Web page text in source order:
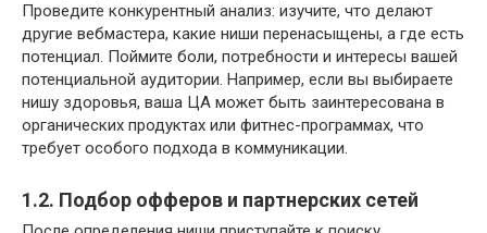
Проведите конкурентный анализ: изучите, что делают
другие вебмастера, какие ниши перенасыщены, а где есть
потенциал. Поймите боли, потребности и интересы вашей
потенциальной аудитории. Например, если вы выбираете
нишу здоровья, ваша ЦА может быть заинтересована в
органических продуктах или фитнес-программах, что
требует особого подхода в коммуникации.
1.2. Подбор офферов и партнерских сетей